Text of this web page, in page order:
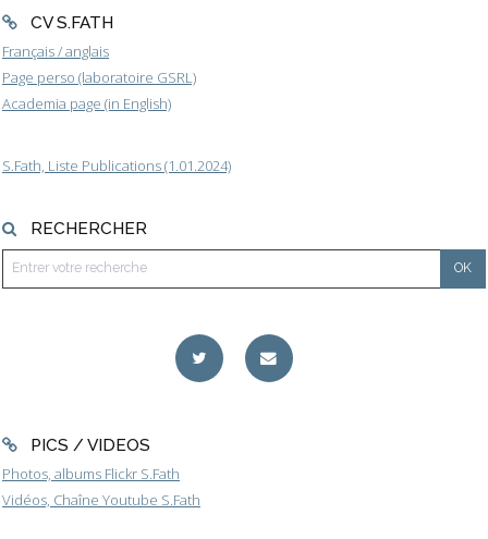
CV S.FATH
Français / anglais
Page perso (laboratoire GSRL)
Academia page (in English)
S.Fath, Liste Publications (1.01.2024)
RECHERCHER
PICS / VIDEOS
Photos, albums Flickr S.Fath
Vidéos, Chaîne Youtube S.Fath